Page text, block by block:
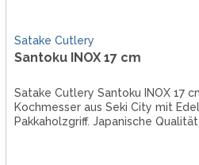
Satake Cutlery
Santoku INOX 17 cm
Satake Cutlery Santoku INOX 17
Kochmesser aus Seki City mit
Pakkaholzgriff. Japanische